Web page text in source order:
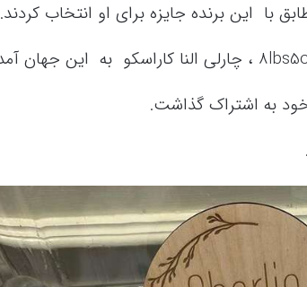
با این برنده جایزه برای او انتخاب کردند.
خود به اشتراک گذاشت.